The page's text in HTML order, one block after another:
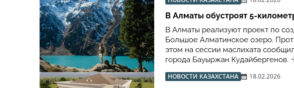
В Алматы обустроят 5-
В Алматы реализуют проект по
Большое Алматинское озеро.
этом на сессии маслихата
города Бауыржан Кудайбергенов.
НОВОСТИ КАЗАХСТАНА 18.02.2026